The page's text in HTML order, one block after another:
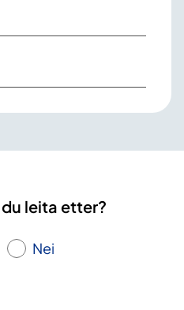
leita etter?
Nei